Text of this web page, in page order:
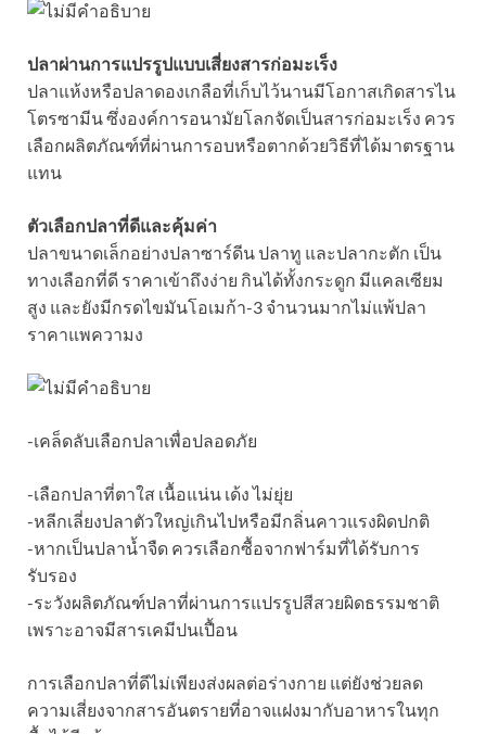
ปลาผ่านการแปรรูปแบบเสี่ยงสารก่อมะเร็ง
ปลาแห้งหรือปลาดองเกลือที่เก็บไว้นานมีโอกาสเกิดสารไน
โตรซามีน ซึ่งองค์การอนามัยโลกจัดเป็นสารก่อมะเร็ง ควร
เลือกผลิตภัณฑ์ที่ผ่านการอบหรือตากด้วยวิธีที่ได้มาตรฐาน
แทน
ตัวเลือกปลาที่ดีและคุ้มค่า
ปลาขนาดเล็กอย่างปลาซาร์ดีน ปลาทู และปลากะตัก เป็น
ทางเลือกที่ดี ราคาเข้าถึงง่าย กินได้ทั้งกระดูก มีแคลเซียม
สูง และยังมีกรดไขมันโอเมก้า-3 จำนวนมากไม่แพ้ปลา
ราคาแพความง
-เคล็ดลับเลือกปลาเพื่อปลอดภัย
-เลือกปลาที่ตาใส เนื้อแน่น เด้ง ไม่ยุ่ย
-หลีกเลี่ยงปลาตัวใหญ่เกินไปหรือมีกลิ่นคาวแรงผิดปกติ
-หากเป็นปลาน้ำจืด ควรเลือกซื้อจากฟาร์มที่ได้รับการ
รับรอง
-ระวังผลิตภัณฑ์ปลาที่ผ่านการแปรรูปสีสวยผิดธรรมชาติ
เพราะอาจมีสารเคมีปนเปื้อน
การเลือกปลาที่ดีไม่เพียงส่งผลต่อร่างกาย แต่ยังช่วยลด
ความเสี่ยงจากสารอันตรายที่อาจแฝงมากับอาหารในทุก